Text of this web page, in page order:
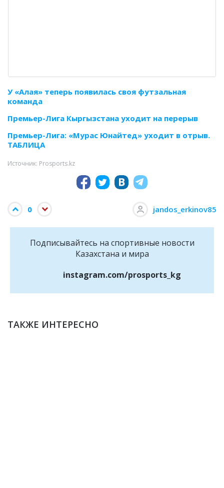
У «Алая» теперь появилась своя футзальная
команда
Премьер-Лига Кыргызстана уходит на перерыв
Премьер-Лига: «Мурас Юнайтед» уходит в отрыв.
ТАБЛИЦА
Источник: Prosports.kz
0 jandos_erkinov85
Подписывайтесь на cпортивные новости
Казахстана и мира
instagram.com/prosports_kg
ТАКЖЕ ИНТЕРЕСНО